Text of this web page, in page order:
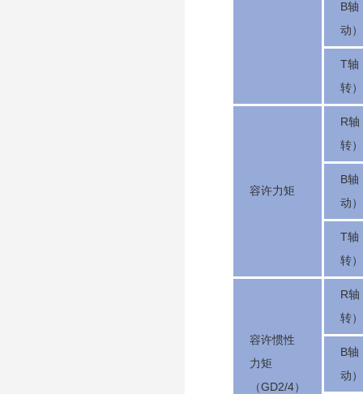
B轴
动）
T轴
转）
容许力矩
R轴
转）
B轴
动）
T轴
转）
容许惯性
力矩
（GD2/4）
R轴
转）
B轴
动）